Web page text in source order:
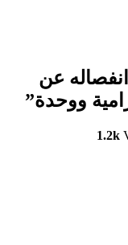
عن
ووحدة”
1.2k